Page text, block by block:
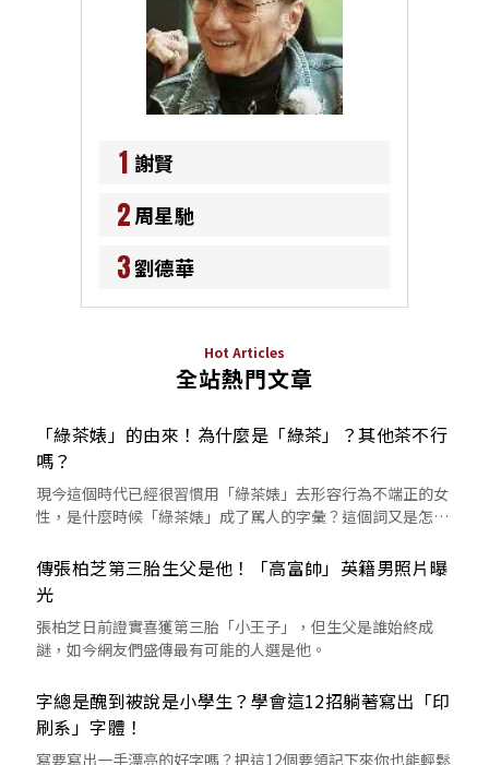
1 謝賢
2周星馳
3劉德華
Hot Articles
全站熱門文章
「綠茶婊」的由來！為什麼是「綠茶」？其他茶不行
嗎？
現今這個時代已經很習慣用「綠茶婊」去形容行為不端正的女
性，是什麼時候「綠茶婊」成了罵人的字彙？這個詞又是怎麼
傳張柏芝第三胎生父是他！「高富帥」英籍男照片曝
光
張柏芝日前證實喜獲第三胎「小王子」，但生父是誰始終成
謎，如今網友們盛傳最有可能的人選是他。
字總是醜到被說是小學生？學會這12招躺著寫出「印
刷系」字體！
寫要寫出一手漂亮的好字嗎？把這12個要領記下來你也能輕鬆